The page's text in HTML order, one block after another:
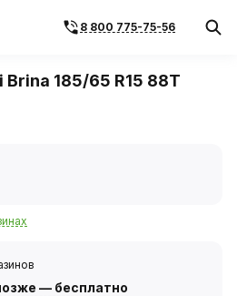
8 800 775-75-56
185/65 R15 88T
— бесплатно